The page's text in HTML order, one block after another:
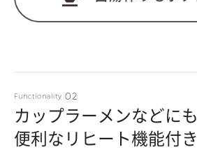
カップラーメンなどにも
便利なリヒート機能付き